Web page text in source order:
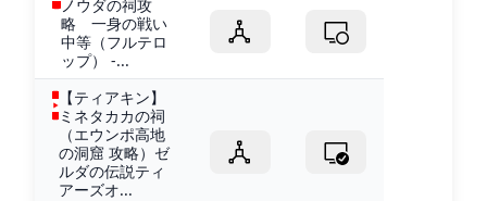
ノウダの祠攻
略 一身の戦い
中等（フルテロ
ップ） -...
【ティアキン】
ミネタカカの祠
（エウンポ高地
の洞窟 攻略）ゼ
ルダの伝説ティ
アーズオ...